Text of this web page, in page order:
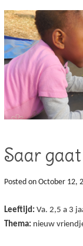
Saar
Posted on October 12,
Leeftijd: Va. 2,5 a 3
Thema: nieuw